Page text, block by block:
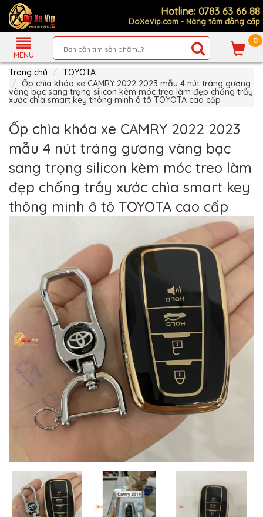
Hotline: 0783 63 66 88
DoXeVip.com - Nâng tầm đẳng cấp
MENU
0
Giới
Thiệu
Sản
Phẩm
Hướng
Hàng
Chính
Thanh
Toán
Tin
Xe
Mới
NHIỀU
NHẤT
KIA
TOYOTA
HONDA
MAZDA
SUBARU
CHEVROLET
NISSAN
MERCEDES
HYUNDAI
FORD
Trang chủ
TOYOTA
Ốp chìa khóa xe CAMRY 2022 2023 mẫu 4 nút tráng gương
vàng bạc sang trọng silicon kèm móc treo làm đẹp chống trầy
xước chìa smart key thông minh ô tô TOYOTA cao cấp
Ốp chìa khóa xe CAMRY 2022 2023
mẫu 4 nút tráng gương vàng bạc
sang trọng silicon kèm móc treo làm
đẹp chống trầy xước chìa smart key
thông minh ô tô TOYOTA cao cấp